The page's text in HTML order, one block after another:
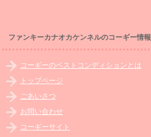
ファンキーカナオカケンネルのコーギー情報
コーギーのベストコンディションとは
トップページ
ごあいさつ
お問い合わせ
コーギーサイト